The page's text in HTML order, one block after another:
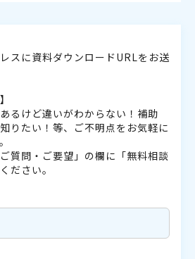
スに資料ダウンロードURLをお送
るけど違いがわからない！補助
りたい！等、ご不明点をお気軽に
質問・ご要望」の欄に「無料相談
ださい。